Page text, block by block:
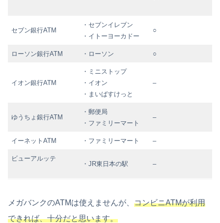
セブン銀行ATM
・セブンイレブン
・イトーヨーカドー
○
ローソン銀行ATM ・ローソン ○
イオン銀行ATM
・ミニストップ
・イオン
・まいばすけっと
–
ゆうちょ銀行ATM
・郵便局
・ファミリーマート
–
イーネットATM ・ファミリーマート –
ビューアルッテ
・JR東日本の駅 –
メガバンクのATMは使えませんが、 コンビニATMが利用
できれば、十分だと思います。